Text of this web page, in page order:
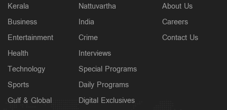
Kerala
Business
Entertainment
Health
Technology
Sports
Gulf & Global
Nattuvartha
India
Crime
Interviews
Special Programs
Daily Programs
Digital Exclusives
About Us
Careers
Contact Us